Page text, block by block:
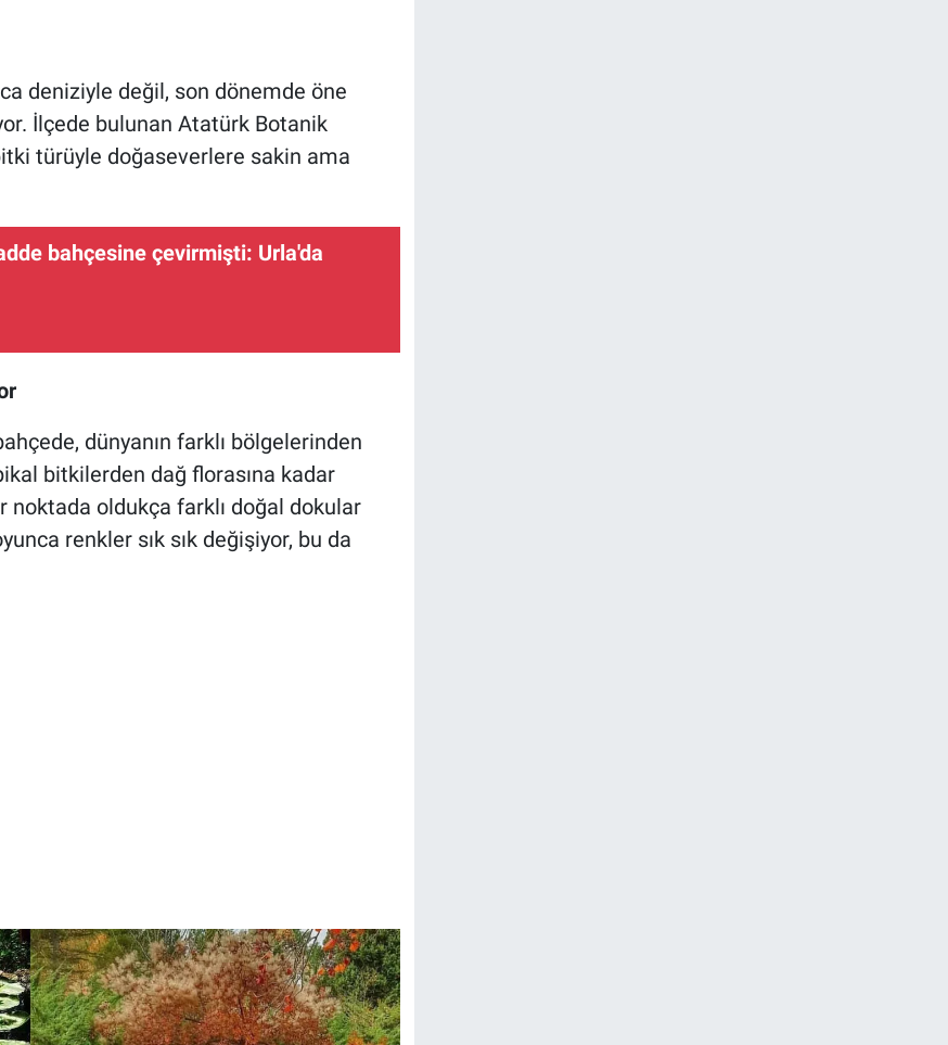
deniziyle değil, son dönemde öne
İlçede bulunan Atatürk Botanik
türüyle doğaseverlere sakin ama
bahçesine çevirmişti: Urla'da
dünyanın farklı bölgelerinden
bitkilerden dağ florasına kadar
oldukça farklı doğal dokular
renkler sık sık değişiyor, bu da